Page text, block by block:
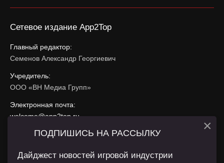
Сетевое издание App2Top
Главный редактор:
Семенов Александр Георгиевич
Учредитель:
ООО «ВН Медиа Групп»
Электронная почта:
welcome@app2top.ru
При использовании материалов активная ссылка на
ПОДПИШИСЬ НА РАССЫЛКУ
Дайджест новостей игровой индустрии
×